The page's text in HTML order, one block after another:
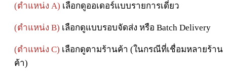
(ตำแหน่ง A) เลือกดูออเดอร์แบบรายการเดี่ยว
(ตำแหน่ง B) เลือกดูแบบรอบจัดส่ง หรือ Batch Delivery
(ตำแหน่ง C) เลือกดูตามร้านค้า (ในกรณีที่เชื่อมหลายร้าน
ค้า)